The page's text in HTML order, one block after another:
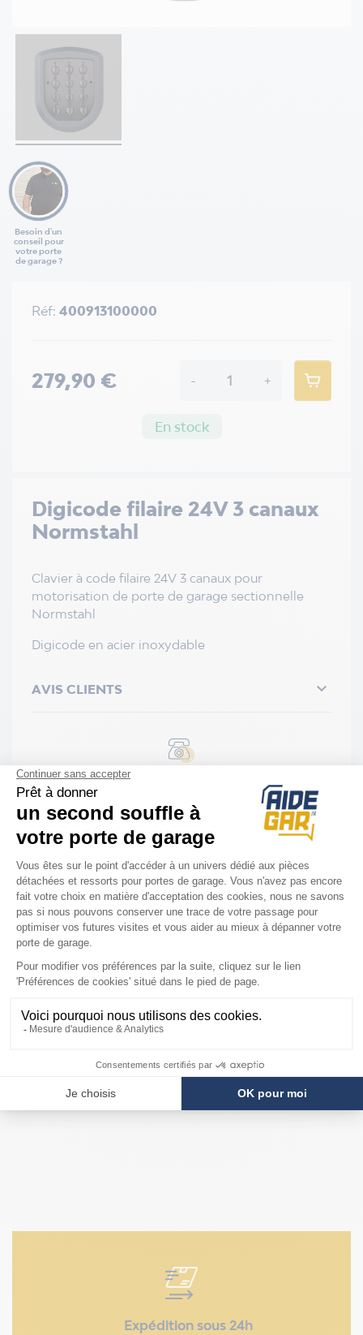
Besoin d'un
conseil pour
votre porte
de garage ?
Digicode filaire 24V 3 canaux
Normstahl
Clavier à code filaire 24V 3 canaux pour
motorisation de porte de garage sectionnelle
Normstahl
Digicode en acier inoxydable
AVIS CLIENTS 
Assistance Diagnostic & installation
Installation rapide et facile
Réf: 400913100000
279,90 € - +
En stock
Votre technicien vous guide par téléphone
03 62 02 10 33
Expédition sous 24h